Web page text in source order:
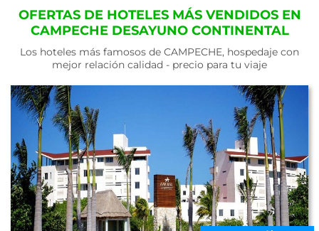
OFERTAS DE HOTELES MÁS VENDIDOS EN
CAMPECHE DESAYUNO CONTINENTAL
Los hoteles más famosos de CAMPECHE, hospedaje con
mejor relación calidad - precio para tu viaje